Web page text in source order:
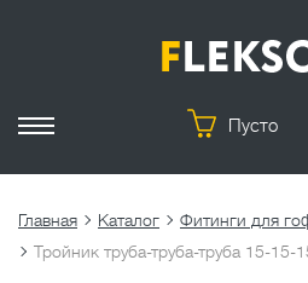
Пусто
Главная Каталог
Тройник труба-труба-труба 15-15-